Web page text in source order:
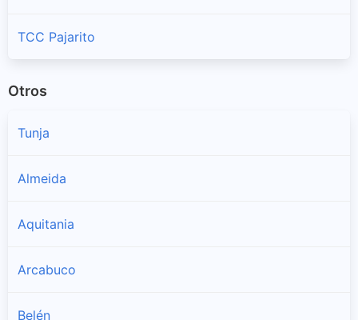
TCC Pajarito
Otros
Tunja
Almeida
Aquitania
Arcabuco
Belén